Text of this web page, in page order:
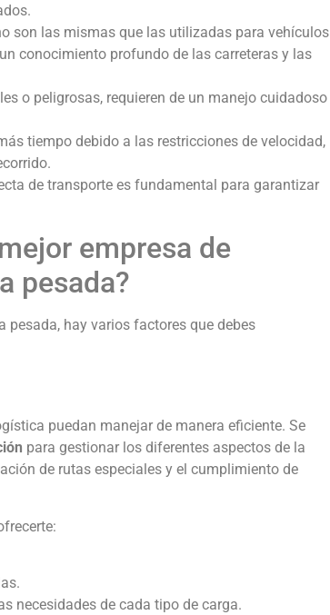
son las mismas que las utilizadas para vehículos
conocimiento profundo de las carreteras y las
o peligrosas, requieren de un manejo cuidadoso
tiempo debido a las restricciones de velocidad,
de transporte es fundamental para garantizar
empresa de
pesada?
pesada, hay varios factores que debes
puedan manejar de manera eficiente. Se
para gestionar los diferentes aspectos de la
de rutas especiales y el cumplimiento de
necesidades de cada tipo de carga.